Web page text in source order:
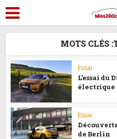
MOTS CLÉS
Essai
L’essai du
électrique
Essai
de Berlin